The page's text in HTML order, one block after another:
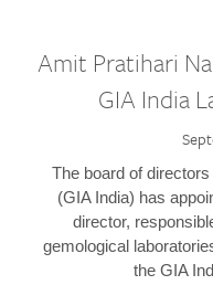
Amit Pratihari
GIA India
The board of
(GIA India) has
director,
gemological
the GIA